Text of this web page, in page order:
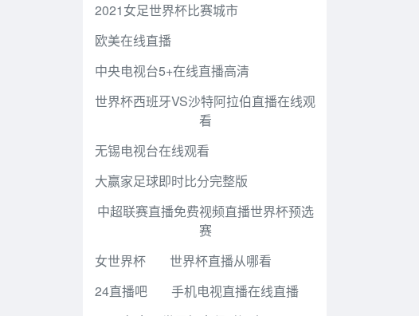
2021女足世界杯比赛城市
欧美在线直播
中央电视台5+在线直播高清
世界杯西班牙VS沙特阿拉伯直播在线观
看
无锡电视台在线观看
大赢家足球即时比分完整版
中超联赛直播免费视频直播世界杯预选
赛
女世界杯
世界杯直播从哪看
24直播吧
手机电视直播在线直播